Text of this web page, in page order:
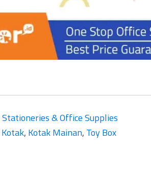
Stationeries & Office Supplies
Kotak, Kotak Mainan, Toy Box